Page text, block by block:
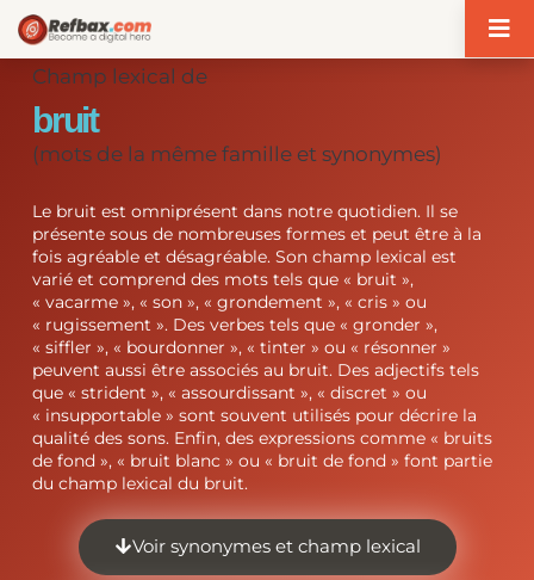
Champ lexical de
bruit
(mots de la même famille et synonymes)
Le bruit est omniprésent dans notre quotidien. Il se
présente sous de nombreuses formes et peut être à la
fois agréable et désagréable. Son champ lexical est
varié et comprend des mots tels que « bruit »,
« vacarme », « son », « grondement », « cris » ou
« rugissement ». Des verbes tels que « gronder »,
« siffler », « bourdonner », « tinter » ou « résonner »
peuvent aussi être associés au bruit. Des adjectifs tels
que « strident », « assourdissant », « discret » ou
« insupportable » sont souvent utilisés pour décrire la
qualité des sons. Enfin, des expressions comme « bruits
de fond », « bruit blanc » ou « bruit de fond » font partie
du champ lexical du bruit.
Voir synonymes et champ lexical
Panneau de gestion des cookies